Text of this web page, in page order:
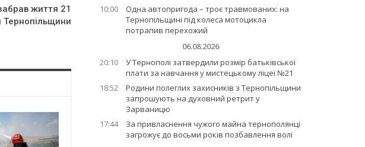
життя 21
10:00
Одна автопригода – троє травмованих: на
Тернопільщині під колеса мотоцикла
потрапив перехожий
06.08.2026
20:10
У Тернополі затвердили розмір батьківської
плати за навчання у мистецькому ліцеї №21
18:52
Родини полеглих захисників з Тернопільщини
запрошують на духовний ретрит у
Зарваницю
17:44
За привласнення чужого майна тернополянці
загрожує до восьми років позбавлення волі